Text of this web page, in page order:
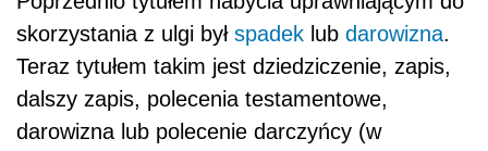
skorzystania z ulgi był spadek lub darowizna.
Teraz tytułem takim jest dziedziczenie, zapis,
dalszy zapis, polecenia testamentowe,
darowizna lub polecenie darczyńcy (w